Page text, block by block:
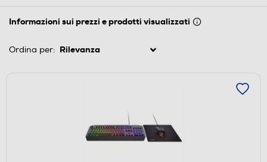
Informazioni sui prezzi e prodotti visualizzati
Ordina per: